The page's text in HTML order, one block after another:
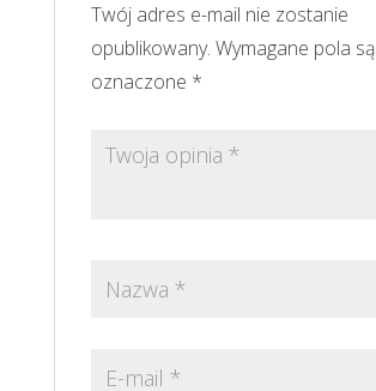
Twój adres e-mail nie zostanie
opublikowany. Wymagane pola są
oznaczone *